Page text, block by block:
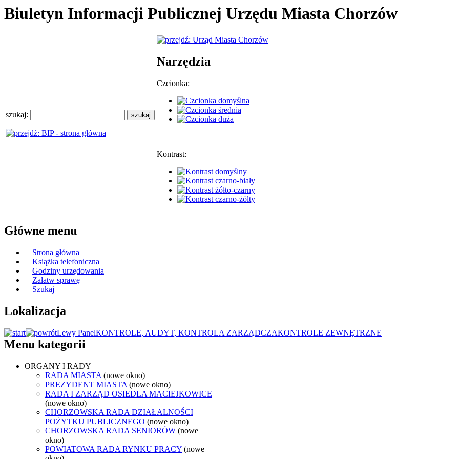
Biuletyn Informacji Publicznej Urzędu Miasta Chorzów
szukaj:
Narzędzia
Czcionka:
Kontrast:
Główne menu
Strona główna
Książka telefoniczna
Godziny urzędowania
Załatw sprawę
Szukaj
Lokalizacja
Lewy PanelKONTROLE, AUDYT, KONTROLA ZARZĄDCZAKONTROLE ZEWNĘTRZNE
Menu kategorii
ORGANY I RADY
RADA MIASTA (nowe okno)
PREZYDENT MIASTA (nowe okno)
RADA I ZARZĄD OSIEDLA MACIEJKOWICE
(nowe okno)
CHORZOWSKA RADA DZIAŁALNOŚCI
POŻYTKU PUBLICZNEGO (nowe okno)
CHORZOWSKA RADA SENIORÓW (nowe
okno)
POWIATOWA RADA RYNKU PRACY (nowe